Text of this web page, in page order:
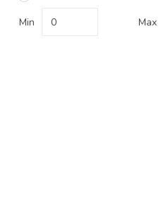
Min Max